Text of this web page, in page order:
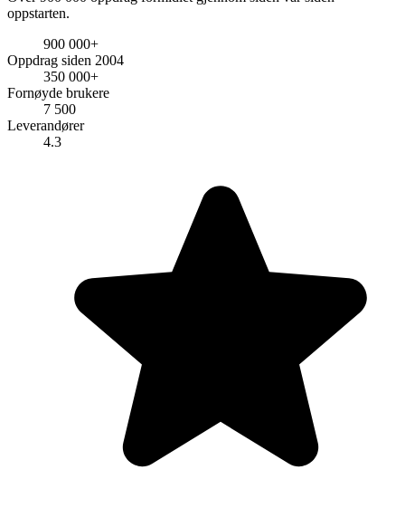
oppstarten.
900 000+
Oppdrag siden 2004
350 000+
Fornøyde brukere
7 500
Leverandører
4.3